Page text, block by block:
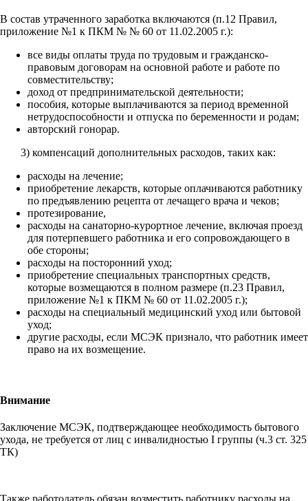
В состав утраченного заработка включаются (п.12 Правил,
приложение №1 к ПКМ № № 60 от 11.02.2005 г.):
все виды оплаты труда по трудовым и гражданско-
правовым договорам на основной работе и работе по
совместительству;
доход от предпринимательской деятельности;
пособия, которые выплачиваются за период временной
нетрудоспособности и отпуска по беременности и родам;
авторский гонорар.
3) компенсаций дополнительных расходов, таких как:
расходы на лечение;
приобретение лекарств, которые оплачиваются работнику
по предъявлению рецепта от лечащего врача и чеков;
протезирование,
расходы на санаторно-курортное лечение, включая проезд
для потерпевшего работника и его сопровождающего в
обе стороны;
расходы на посторонний уход;
приобретение специальных транспортных средств,
которые возмещаются в полном размере (п.23 Правил,
приложение №1 к ПКМ № 60 от 11.02.2005 г.);
расходы на специальный медицинский уход или бытовой
уход;
другие расходы, если МСЭК признало, что работник имеет
право на их возмещение.
Внимание
Заключение МСЭК, подтверждающее необходимость бытового
ухода, не требуется от лиц с инвалидностью I группы (ч.3 ст. 325
ТК)
Также работодатель обязан возместить работнику расходы на